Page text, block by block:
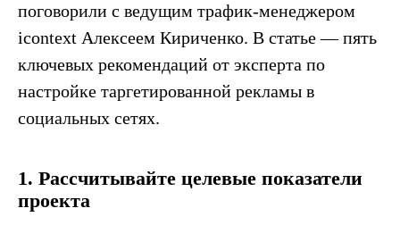
поговорили с ведущим трафик-менеджером
icontext Алексеем Кириченко. В статье — пять
ключевых рекомендаций от эксперта по
настройке таргетированной рекламы в
социальных сетях.
1. Рассчитывайте целевые показатели
проекта